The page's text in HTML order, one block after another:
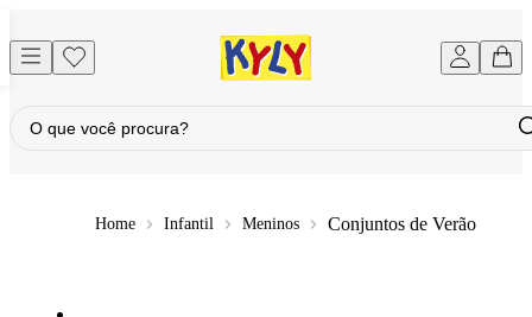
Infantil Meninos Conjuntos de Verão